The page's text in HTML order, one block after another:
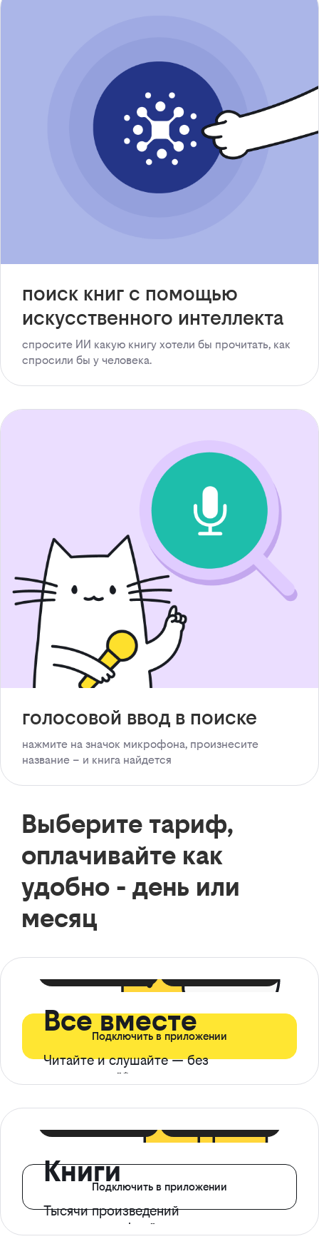
поиск книг с помощью
искусственного интеллекта
спросите ИИ какую книгу хотели бы прочитать, как
спросили бы у человека.
голосовой ввод в поиске
нажмите на значок микрофона, произнесите
название – и книга найдется
Выберите тариф,
оплачивайте как
удобно - день или
месяц
Все вместе
Читайте и слушайте — без
ограничений*
Подключить в приложении
Книги
Тысячи произведений
с доступом офлайн
Подключить в приложении